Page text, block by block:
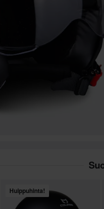
Huippuhinta!